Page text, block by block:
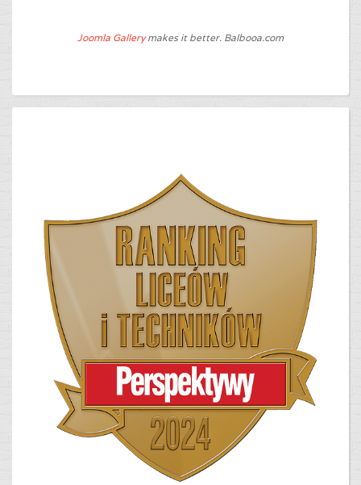
Joomla Gallerymakes it better. Balbooa.com